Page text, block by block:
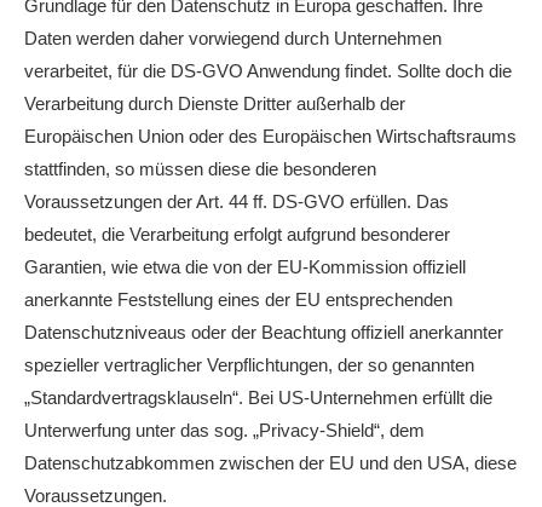
Grundlage für den Datenschutz in Europa geschaffen. Ihre
Daten werden daher vorwiegend durch Unternehmen
verarbeitet, für die DS-GVO Anwendung findet. Sollte doch die
Verarbeitung durch Dienste Dritter außerhalb der
Europäischen Union oder des Europäischen Wirtschaftsraums
stattfinden, so müssen diese die besonderen
Voraussetzungen der Art. 44 ff. DS-GVO erfüllen. Das
bedeutet, die Verarbeitung erfolgt aufgrund besonderer
Garantien, wie etwa die von der EU-Kommission offiziell
anerkannte Feststellung eines der EU entsprechenden
Datenschutzniveaus oder der Beachtung offiziell anerkannter
spezieller vertraglicher Verpflichtungen, der so genannten
„Standardvertragsklauseln“. Bei US-Unternehmen erfüllt die
Unterwerfung unter das sog. „Privacy-Shield“, dem
Datenschutzabkommen zwischen der EU und den USA, diese
Voraussetzungen.